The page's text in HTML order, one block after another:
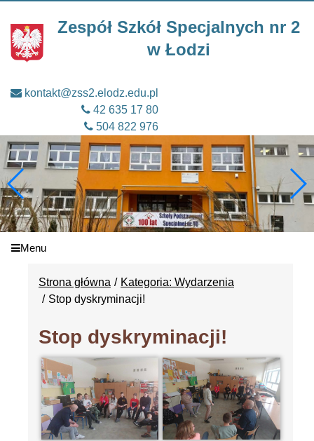
Zespół Szkół Specjalnych nr 2
w Łodzi
kontakt@zss2.elodz.edu.pl
42 635 17 80
504 822 976
Menu
Strona główna
Kategoria: Wydarzenia
Stop dyskryminacji!
Stop dyskryminacji!